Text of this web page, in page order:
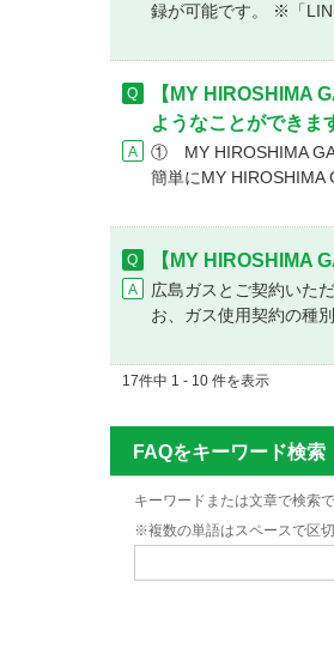
録が可能です。 ※「
【MY HIROSHIMA
ようなことができま
① MY HIROSHIMA
簡単にMY HIROSHIMA
【MY HIROSHIMA
広島ガスとご契約いた
お、ガス使用契約の種
17件中 1 - 10 件を表示
FAQをキーワード検索
キーワードまたは文章で検索
※複数の単語はスペースで区